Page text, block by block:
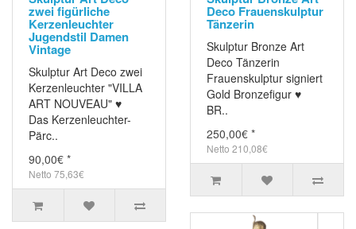
zwei figürliche
Kerzenleuchter
Jugendstil Damen
Vintage
Skulptur Art Deco zwei
Kerzenleuchter "VILLA
ART NOUVEAU" ♥
Das Kerzenleuchter-
Pärc..
90,00€ *
Netto 75,63€
Deco Frauenskulptur
Tänzerin
Skulptur Bronze Art
Deco Tänzerin
Frauenskulptur signiert
Gold Bronzefigur ♥
BR..
250,00€ *
Netto 210,08€